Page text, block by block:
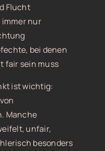
Flucht
nur
bei denen
fair sein muss
ist wichtig:
Manche
unfair,
besonders